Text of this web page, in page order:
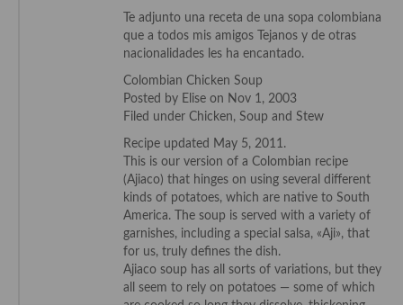
Pescado y Marisco
Postres con frutas
Salazones y encurtidos
Recetas de Cuaresma
Recetas maridadas con los mejores AOVES
Te adjunto una receta de una sopa colombiana
que a todos mis amigos Tejanos y de otras
nacionalidades les ha encantado.
Colombian Chicken Soup
Posted by Elise on Nov 1, 2003
Filed under Chicken, Soup and Stew
Recipe updated May 5, 2011.
This is our version of a Colombian recipe
(Ajiaco) that hinges on using several different
kinds of potatoes, which are native to South
America. The soup is served with a variety of
garnishes, including a special salsa, «Aji», that
for us, truly defines the dish.
Ajiaco soup has all sorts of variations, but they
all seem to rely on potatoes — some of which